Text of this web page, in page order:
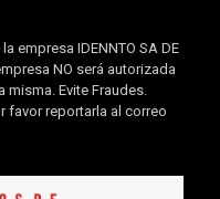
empresa IDENNTO SA DE
NO será autorizada
Evite Fraudes.
favor reportarla al correo